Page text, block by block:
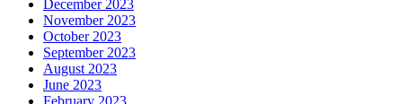
December 2023
November 2023
October 2023
September 2023
August 2023
June 2023